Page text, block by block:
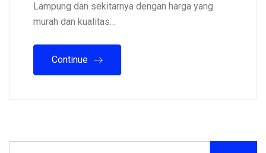
Lampung dan sekitarnya dengan harga yang
murah dan kualitas…
Continue